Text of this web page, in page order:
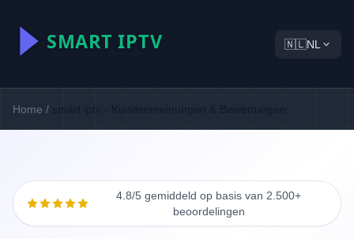
🇳🇱NL
Home / smart iptv - Kundenmeinungen & Bewertungen
4.8/5 gemiddeld op basis van 2.500+
beoordelingen